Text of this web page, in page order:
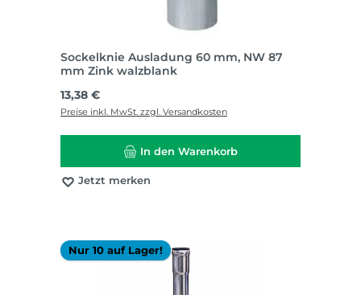
Sockelknie Ausladung 60 mm, NW 87
mm Zink walzblank
Regulärer Preis:
13,38 €
Preise inkl. MwSt. zzgl. Versandkosten
In den Warenkorb
Jetzt merken
Nur 10 auf Lager!